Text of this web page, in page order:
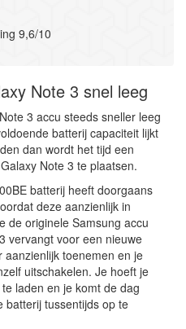
9,6/10
Note 3 snel leeg
3 accu steeds sneller leeg
batterij capaciteit lijkt
dan wordt het tijd een
Note 3 te plaatsen.
batterij heeft doorgaans
deze aanzienlijk in
de originele Samsung accu
vervangt voor een nieuwe
toenemen en je
uitschakelen. Je hoeft je
laden en je komt de dag
batterij tussentijds op te